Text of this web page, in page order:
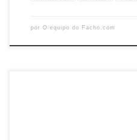
por O equipo do Facho.com